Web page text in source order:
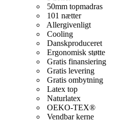
50mm topmadras
101 nætter
Allergivenligt
Cooling
Danskproduceret
Ergonomisk støtte
Gratis finansiering
Gratis levering
Gratis ombytning
Latex top
Naturlatex
OEKO-TEX®
Vendbar kerne